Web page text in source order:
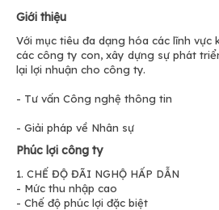
Giới thiệu
Với mục tiêu đa dạng hóa các lĩnh vực
các công ty con, xây dựng sự phát
lại lợi nhuận cho công ty.
- Tư vấn Công nghệ thông tin
- Giải pháp về Nhân sự
Phúc lợi công ty
1. CHẾ ĐỘ ĐÃI NGHỘ HẤP DẪN
- Mức thu nhập cao
- Chế độ phúc lợi đặc biệt